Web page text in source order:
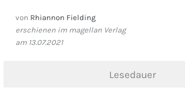
von Rhiannon Fielding
erschienen im magellan Verlag
am 13.07.2021
Lesedauer